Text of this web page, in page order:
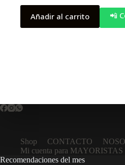
Añadir al carrito 📲
Shop CONTACTO
Mi cuenta para MAYORISTAS
Recomendaciones del mes